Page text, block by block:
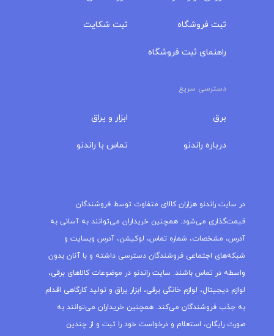
ثبت فروشگاه
راهنمای ثبت فروشگاه
ثبت شکایت
دسترسی سریع
برق
درباره‌ راندنو
ابزار و یراق
تماس با راندنو
در سایت راندنو هزاران کالای متفاوت توسط فروشندگان
قیمت‌گذاری می‌شود. همچنین خریداران می‌توانند به آسانی به
آدرس، مشخصات، شماره تماس، لوکیشن، آدرس وبسایت و
شبکه‌های اجتماعی فروشندگان دسترسی داشته و با آنان بدون
واسطه در تماس باشند. سایت راندنو در موضوعات کالاهای برقی،
لوازم دیجیتال، لوازم خانگی برقی، ابزار یراق و تولید کارگاهی اقدام
به جذب فروشندگان می‌کند. همچنین خریداران می‌توانند به
صورت رایگان، استعلام و درخواست خود را ثبت و از چندین